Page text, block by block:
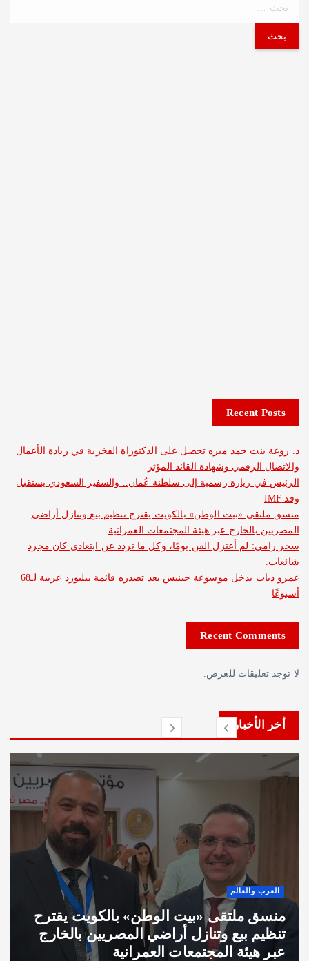
Recent
حمد ميره تحصل على الدكتوراة الفخرية في ريادة الأعمال
وشهادة القائد المؤثر
زيارة رسمية إلى سلطنة عُمان.. والسفير السعودي يستقبل
«بيت الوطن» بالكويت يقترح تنظيم بيع وتنازل أراضي
عبر هيئة المجتمعات العمرانية
لم أعتزل الفن يومًا، وكل ما تردد عن ابتعادي كان مجرد
عمرو دياب يدخل موسوعة جينيس بعد تصدره قائمة بيلبورد عربية لـ68
Recent
للعرض.
ملتقى «بيت الوطن» بالكويت يقترح
بيع وتنازل أراضي المصريين بالخارج
المجتمعات العمرانية